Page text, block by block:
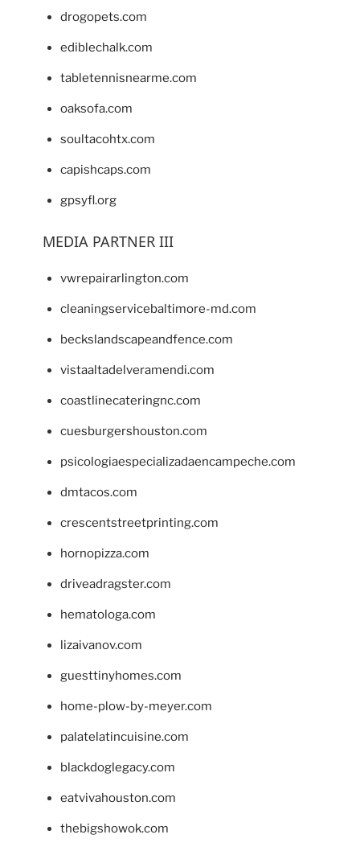
drogopets.com
ediblechalk.com
tabletennisnearme.com
oaksofa.com
soultacohtx.com
capishcaps.com
gpsyfl.org
MEDIA PARTNER III
vwrepairarlington.com
cleaningservicebaltimore-md.com
beckslandscapeandfence.com
vistaaltadelveramendi.com
coastlinecateringnc.com
cuesburgershouston.com
psicologiaespecializadaencampeche.com
dmtacos.com
crescentstreetprinting.com
hornopizza.com
driveadragster.com
hematologa.com
lizaivanov.com
guesttinyhomes.com
home-plow-by-meyer.com
palatelatincuisine.com
blackdoglegacy.com
eatvivahouston.com
thebigshowok.com